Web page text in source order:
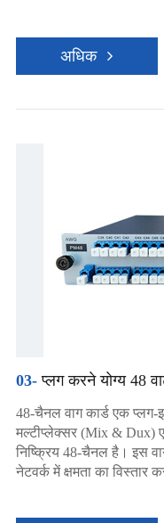
अधिक
03-प्लग करने योग्य 48
48-चैनल वाग कार्ड एक प्लग-
मल्टीप्लेक्सर (Mix & Dux)
निष्क्रिय 48-चैनल है। इस
नेटवर्क में क्षमता का